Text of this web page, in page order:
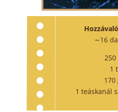
∼16
1
170
1 teáskanál